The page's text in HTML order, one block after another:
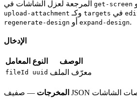
get-screen
upload-attachment targets
regenerate-design expand-design.
الإدخال
المعامل النوع الوصف
fileId uuid معرّف الملف
المخرجات